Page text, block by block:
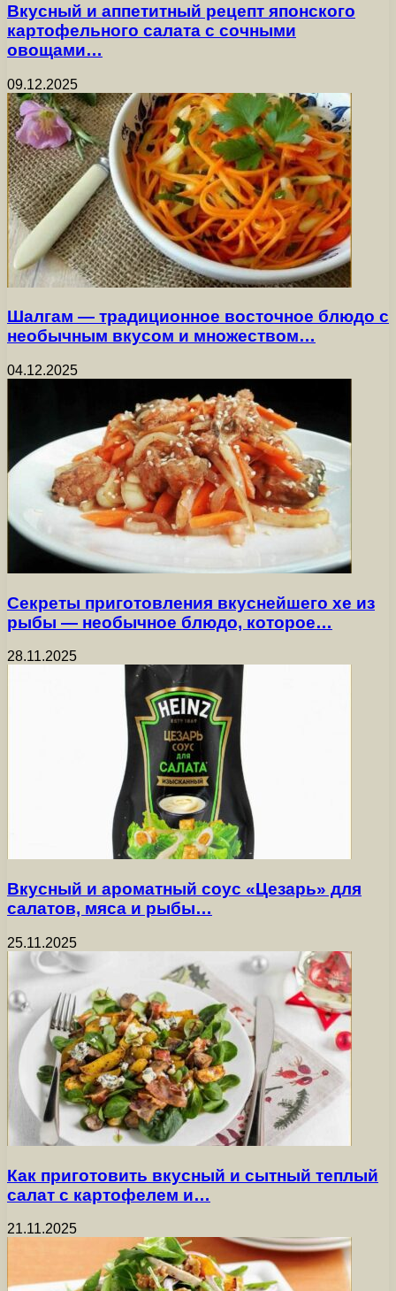
Вкусный и аппетитный рецепт японского
картофельного салата с сочными
овощами…
09.12.2025
Шалгам — традиционное восточное блюдо с
необычным вкусом и множеством…
04.12.2025
Секреты приготовления вкуснейшего хе из
рыбы — необычное блюдо, которое…
28.11.2025
Вкусный и ароматный соус «Цезарь» для
салатов, мяса и рыбы…
25.11.2025
Как приготовить вкусный и сытный теплый
салат с картофелем и…
21.11.2025